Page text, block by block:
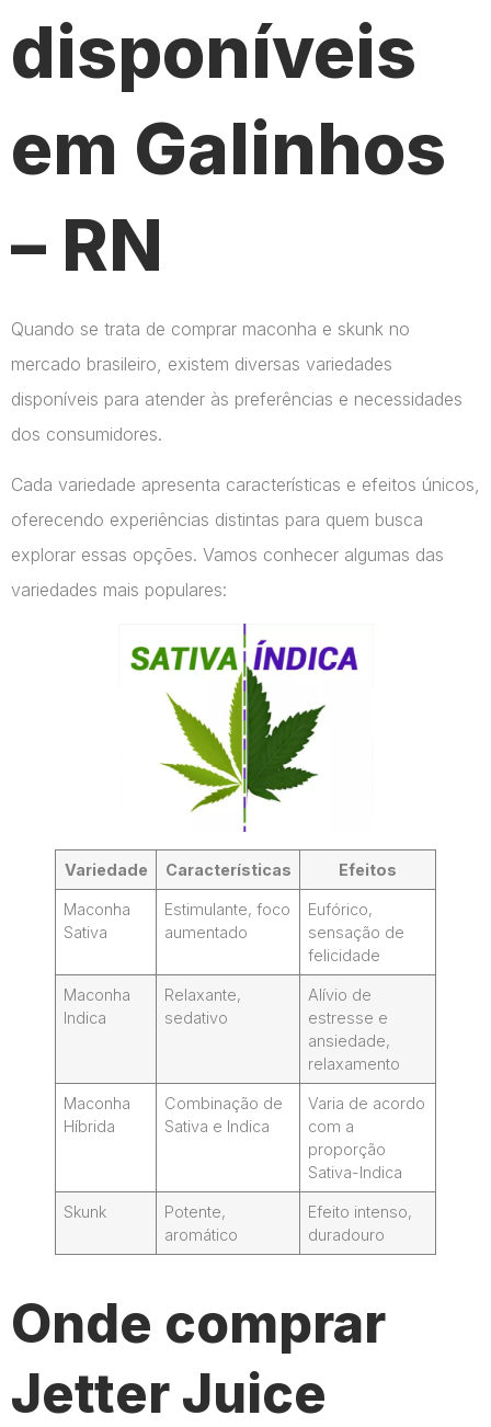
disponíveis
em Galinhos
– RN
Quando se trata de comprar maconha e skunk no
mercado brasileiro, existem diversas variedades
disponíveis para atender às preferências e necessidades
dos consumidores.
Cada variedade apresenta características e efeitos únicos,
oferecendo experiências distintas para quem busca
explorar essas opções. Vamos conhecer algumas das
variedades mais populares:
Variedade Características Efeitos
Maconha
Sativa
Estimulante, foco
aumentado
Eufórico,
sensação de
felicidade
Maconha
Indica
Relaxante,
sedativo
Alívio de
estresse e
ansiedade,
relaxamento
Maconha
Híbrida
Combinação de
Sativa e Indica
Varia de acordo
com a
proporção
Sativa-Indica
Skunk
Potente,
aromático
Efeito intenso,
duradouro
Onde comprar
Jetter Juice